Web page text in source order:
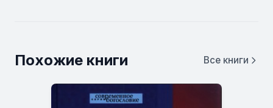
Похожие книги Все книги